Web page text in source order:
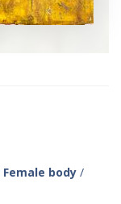
Female body /